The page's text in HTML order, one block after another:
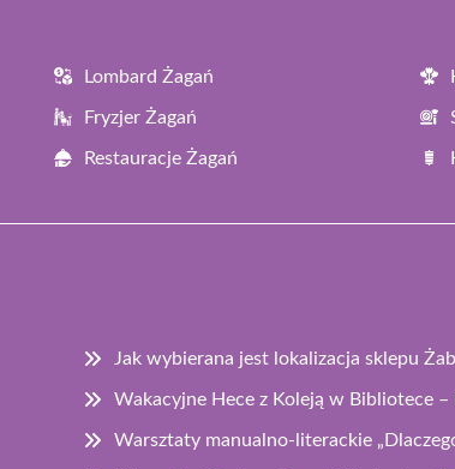
Lombard Żagań
Fryzjer Żagań
Restauracje Żagań
Jak wybierana jest lokalizacja sklepu
Wakacyjne Hece z Koleją w Bibliotece
Warsztaty manualno-literackie